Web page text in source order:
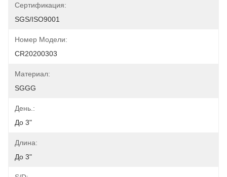
Сертификация:
SGS/ISO9001
Номер Модели:
CR20200303
Материал:
SGGG
День.:
До 3"
Длина:
До 3"